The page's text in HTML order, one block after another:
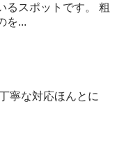
るスポットです。 粗
を...
寧な対応ほんとに